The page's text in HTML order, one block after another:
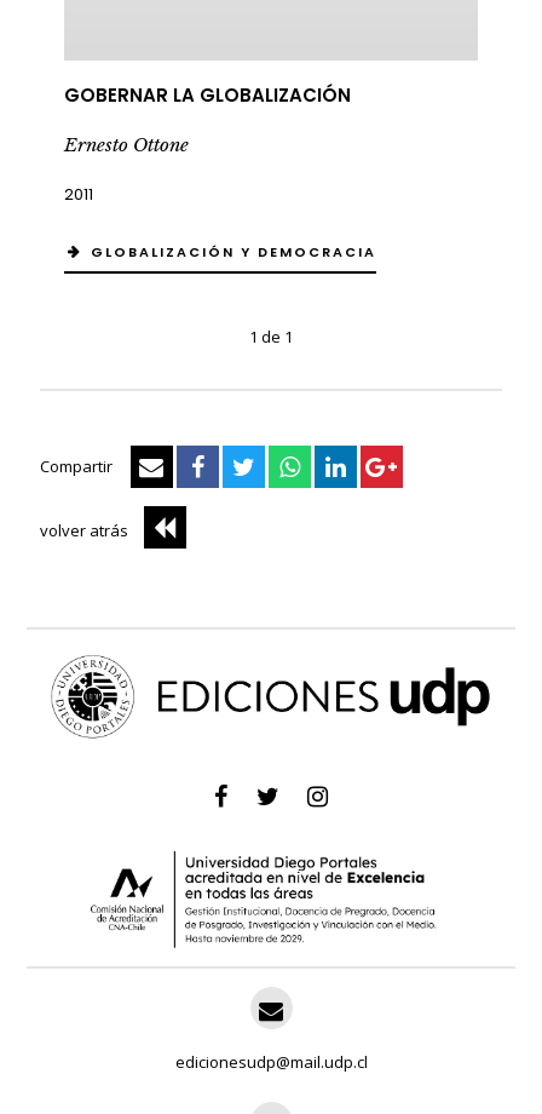
GOBERNAR LA GLOBALIZACIÓN
Ernesto Ottone
2011
GLOBALIZACIÓN Y DEMOCRACIA
1 de 1
Compartir
volver atrás
edicionesudp@mail.udp.cl